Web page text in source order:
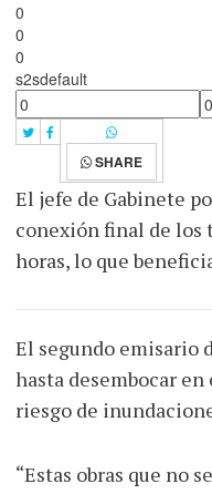
0
0
0
s2sdefault
SHARE
El jefe de Gabinete
conexión final de los
horas, lo que
El segundo emisario
hasta desembocar
riesgo de
“Estas obras que no